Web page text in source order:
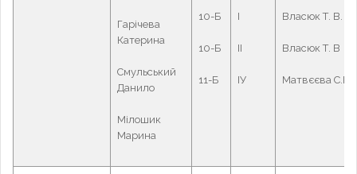
Гарічева
Катерина
Смульський
Данило
Мілошик
Марина
10-Б
10-Б
11-Б
І
ІІ
ІУ
Власюк Т. В.
Власюк Т. В
Матвєєва С.Р.